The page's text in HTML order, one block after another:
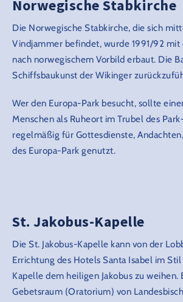
Norwegische Stabkirche
Die Norwegische Stabkirche, die sich
Vindjammer befindet, wurde 1991/92 mit
nach norwegischem Vorbild erbaut. Die
Schiffsbaukunst der Wikinger
Wer den Europa-Park besucht, sollte
Menschen als Ruheort im Trubel des
regelmäßig für Gottesdienste,
des Europa-Park genutzt.
St. Jakobus-Kapelle
Die St. Jakobus-Kapelle kann von der
Errichtung des Hotels Santa Isabel im
Kapelle dem heiligen Jakobus zu
Gebetsraum (Oratorium) von